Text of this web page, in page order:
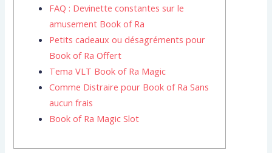
FAQ : Devinette constantes sur le
amusement Book of Ra
Petits cadeaux ou désagréments pour
Book of Ra Offert
Tema VLT Book of Ra Magic
Comme Distraire pour Book of Ra Sans
aucun frais
Book of Ra Magic Slot